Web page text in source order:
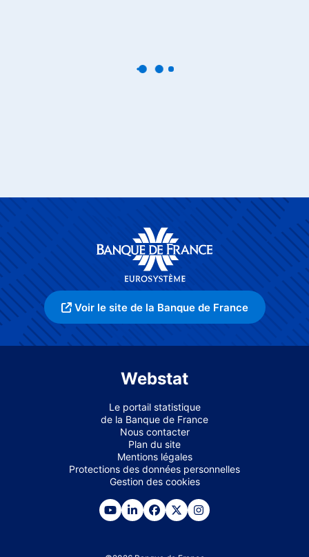
Voir le site de la Banque de France
Webstat
Le portail statistique
de la Banque de France
Nous contacter
Plan du site
Mentions légales
Protections des données personnelles
Gestion des cookies